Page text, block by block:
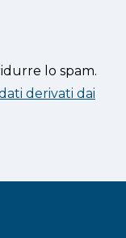
lo spam.
derivati dai